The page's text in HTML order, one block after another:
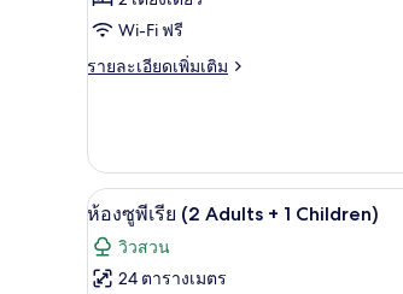
สวีท,
เตียง
เตียง
Wi-Fi ฟรี
รายละเอียดเพิ่มเติม
ราย
กับ
ห้อง
สวี
ท,
เตียง
เดี่ยว
เปิด
ภาพถ่าย
ทั้งหมด
เครื่องนอ
3
ห้องซูพีเรีย (2 Adults + 1 Children)
วิวสวน
24 ตารางเมตร